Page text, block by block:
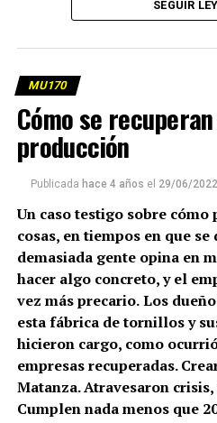
(más…)
SEGUIR
MU170
Cómo se
producción
Publicada hace 4 años el 29/06/2022
Un caso testigo sobre cómo
cosas, en tiempos en que
demasiada gente opina en
hacer algo concreto, y el
vez más precario.Los
esta fábrica de tornillos y
hicieron cargo, como
empresas recuperadas.
Matanza. Atravesaron
Cumplen nada menos que